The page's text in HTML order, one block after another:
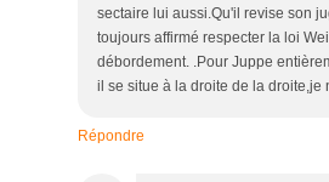
sectaire lui aussi.Qu'il revise son
toujours affirmé respecter la loi
débordement. .Pour Juppe
il se situe à la droite de la droite,je
Répondre